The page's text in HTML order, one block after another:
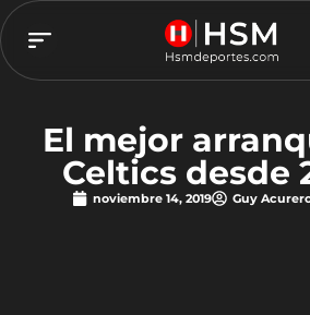
El mejor
Celtics desde
noviembre 14, 2019 Guy